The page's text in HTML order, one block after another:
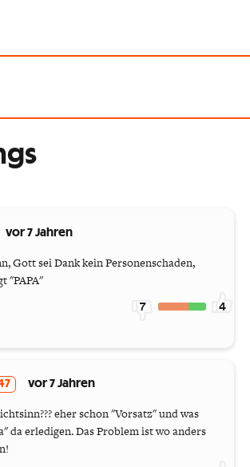
vor 7 Jahren
Gott sei Dank kein Personenschaden,
"PAPA"
7 4
vor 7 Jahren
eher schon "Vorsatz" und was
da erledigen. Das Problem ist wo anders